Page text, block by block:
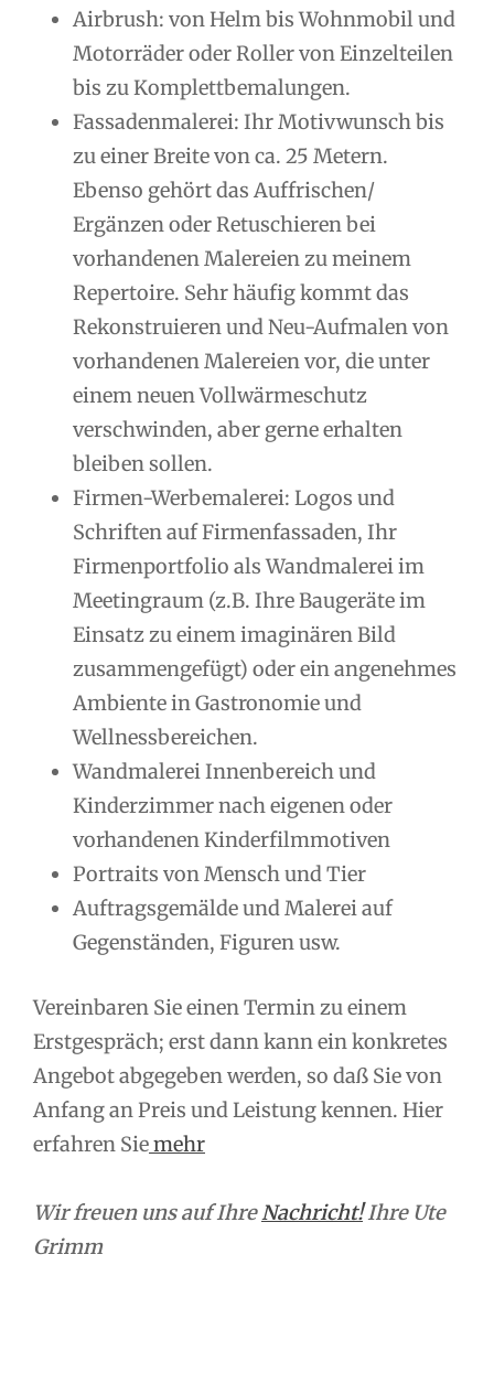
Airbrush: von Helm bis Wohnmobil und
Motorräder oder Roller von Einzelteilen
bis zu Komplettbemalungen.
Fassadenmalerei: Ihr Motivwunsch bis
zu einer Breite von ca. 25 Metern.
Ebenso gehört das Auffrischen/
Ergänzen oder Retuschieren bei
vorhandenen Malereien zu meinem
Repertoire. Sehr häufig kommt das
Rekonstruieren und Neu-Aufmalen von
vorhandenen Malereien vor, die unter
einem neuen Vollwärmeschutz
verschwinden, aber gerne erhalten
bleiben sollen.
Firmen-Werbemalerei: Logos und
Schriften auf Firmenfassaden, Ihr
Firmenportfolio als Wandmalerei im
Meetingraum (z.B. Ihre Baugeräte im
Einsatz zu einem imaginären Bild
zusammengefügt) oder ein angenehmes
Ambiente in Gastronomie und
Wellnessbereichen.
Wandmalerei Innenbereich und
Kinderzimmer nach eigenen oder
vorhandenen Kinderfilmmotiven
Portraits von Mensch und Tier
Auftragsgemälde und Malerei auf
Gegenständen, Figuren usw.
Vereinbaren Sie einen Termin zu einem
Erstgespräch; erst dann kann ein konkretes
Angebot abgegeben werden, so daß Sie von
Anfang an Preis und Leistung kennen. Hier
erfahren Siemehr
Wir freuen uns auf IhreNachricht!Ihre Ute
Grimm